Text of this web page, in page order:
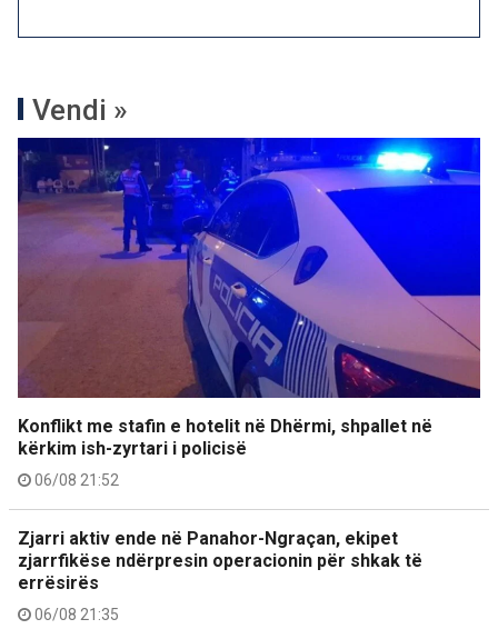
Vendi »
Konflikt me stafin e hotelit në Dhërmi, shpallet në
kërkim ish-zyrtari i policisë
06/08 21:52
Zjarri aktiv ende në Panahor-Ngraçan, ekipet
zjarrfikëse ndërpresin operacionin për shkak të
errësirës
06/08 21:35